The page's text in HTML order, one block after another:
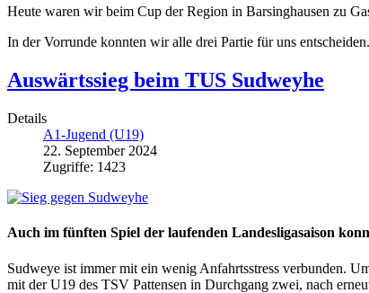
Heute waren wir beim Cup der Region in Barsinghausen zu
In der Vorrunde konnten wir alle drei Partie für uns
Auswärtssieg beim TUS Sudweyhe
Details
A1-Jugend (U19)
22. September 2024
Zugriffe: 1423
Auch im fünften Spiel der laufenden Landesligasaison
Sudweye ist immer mit ein wenig Anfahrtsstress verbunden.
mit der U19 des TSV Pattensen in Durchgang zwei, nach